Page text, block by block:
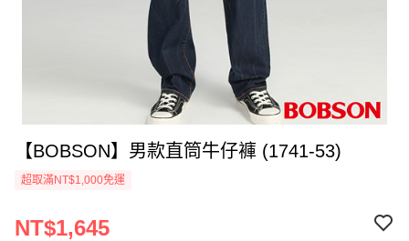
【BOBSON】男款直筒牛仔褲 (1741-53)
超取滿NT$1,000免運
NT$1,645